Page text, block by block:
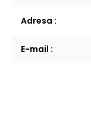
Adresa :
E-mail :